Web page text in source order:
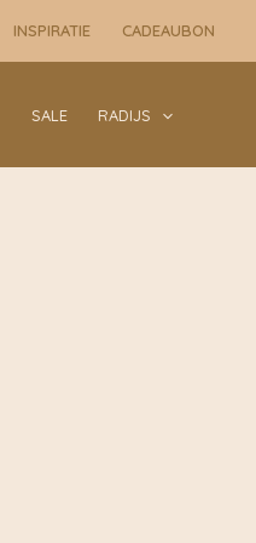
INSPIRATIE CADEAUBON
SALE RADIJS